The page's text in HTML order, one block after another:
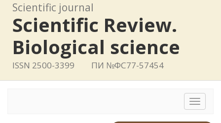
Scientific journal
Scientific Review.
Biological science
ISSN 2500-3399 ПИ №ФС77-57454
Toggle